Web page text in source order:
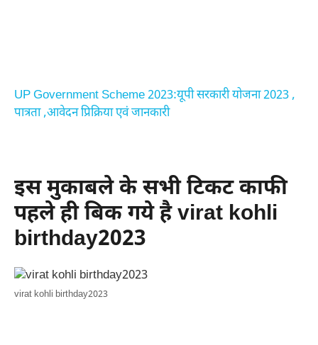
UP Government Scheme 2023:यूपी सरकारी योजना 2023 ,
पात्रता ,आवेदन प्रिक्रिया एवं जानकारी
इस मुकाबले के सभी टिकट काफी
पहले ही बिक गये है virat kohli
birthday2023
virat kohli birthday2023